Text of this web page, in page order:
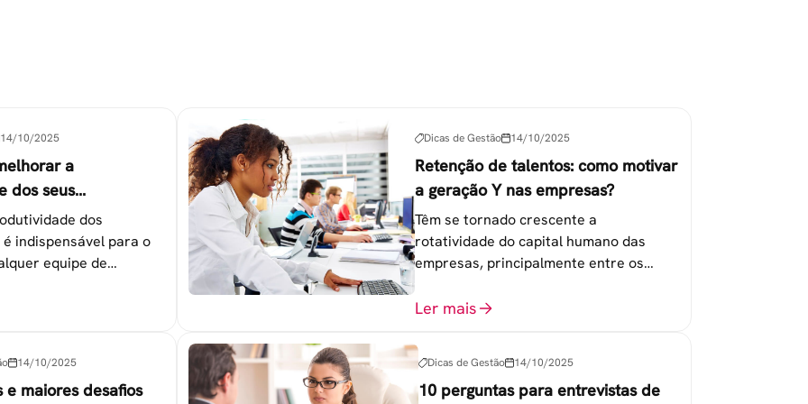
14/10/2025
a
dos seus
dos
indispensável para o
equipe de
Dicas de Gestão 14/10/2025
Retenção de talentos: como motivar
a geração Y nas empresas?
Têm se tornado crescente a
rotatividade do capital humano das
empresas, principalmente entre os
chamada Geração Y.
Ler mais
14/10/2025
e maiores desafios
Dicas de Gestão 14/10/2025
10 perguntas para entrevistas de